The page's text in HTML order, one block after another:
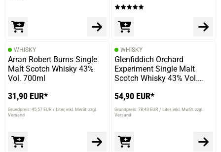
WHISKY
Arran Robert Burns Single
Malt Scotch Whisky 43%
Vol. 700ml
31,90 EUR*
Grundpreis: 45,57 EUR / Liter inkl. MwSt. zzgl.
Versand
WHISKY
Glenfiddich Orchard
Experiment Single Malt
Scotch Whisky 43% Vol.
54,90 EUR*
Grundpreis: 78,43 EUR / Liter inkl. MwSt. zzgl.
Versand